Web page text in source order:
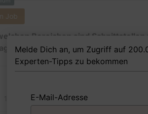
Job
Bereichen sind Schnittstellen
wichtig?
1 Beispiel Antwort schreiben
Melde Dich an, um Zugriff auf
Experten-Tipps zu bekommen
E-Mail-Adresse